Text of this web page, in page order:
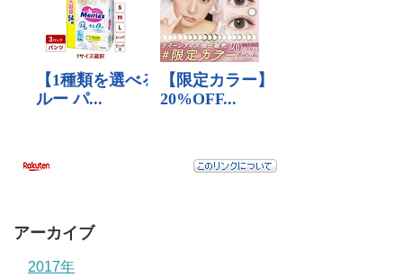
アーカイブ
2017年